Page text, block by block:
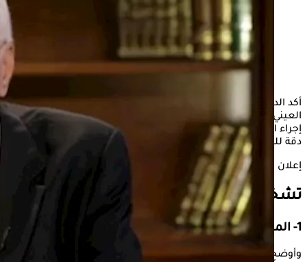
أكد الدكتور حسام موافي، أستاذ الحالات الحرجة بكلية طب قصر
العيني، أن تشخيص أمراض
أصبح ممكنًا بدقة من خلال
إجراء الموجات الصوتية بالمنظار، مشيرًا إلى أنها تُعد الوسيلة الأكثر
دقة للكشف عن التهاب البنكرياس.
إعلان
تشخيص أمراض البنكرياس
1- الموجات الصوتية بالمنظار
وأوضح موافي، أن الموجات الصوتية بالمنظار تمنح الطبيب صورة